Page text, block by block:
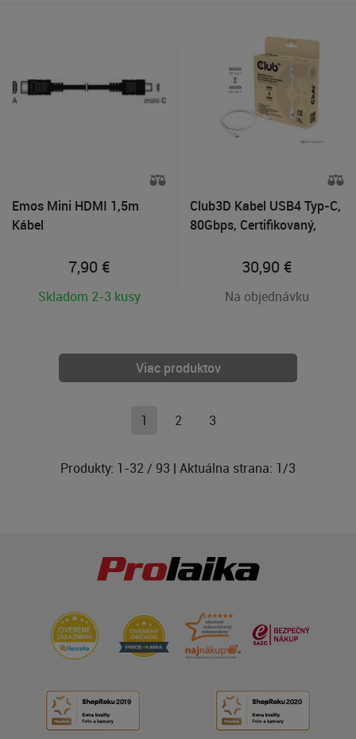
Emos Mini HDMI 1,5m
Kábel
7,90 €
Skladom 2-3 kusy
Club3D Kabel USB4 Typ-C,
80Gbps, Certifikovaný,
16K60Hz, PD 240W, biely
30,90 €
Na objednávku
Viac produktov
1 2 3
Produkty: 1-32/ 93 | Aktuálna strana: 1/3